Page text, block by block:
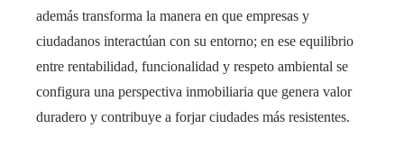
además transforma la manera en que empresas y
ciudadanos interactúan con su entorno; en ese equilibrio
entre rentabilidad, funcionalidad y respeto ambiental se
configura una perspectiva inmobiliaria que genera valor
duradero y contribuye a forjar ciudades más resistentes.